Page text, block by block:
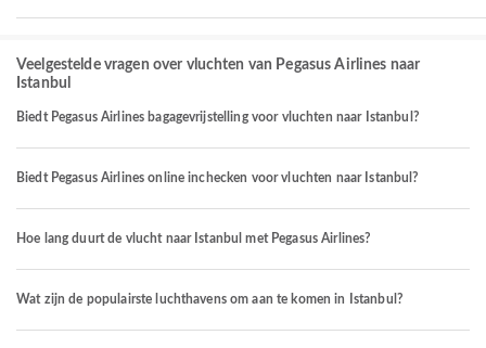
Veelgestelde vragen over vluchten van Pegasus Airlines naar
Istanbul
Biedt Pegasus Airlines bagagevrijstelling voor vluchten naar Istanbul?
Biedt Pegasus Airlines online inchecken voor vluchten naar Istanbul?
Hoe lang duurt de vlucht naar Istanbul met Pegasus Airlines?
Wat zijn de populairste luchthavens om aan te komen in Istanbul?